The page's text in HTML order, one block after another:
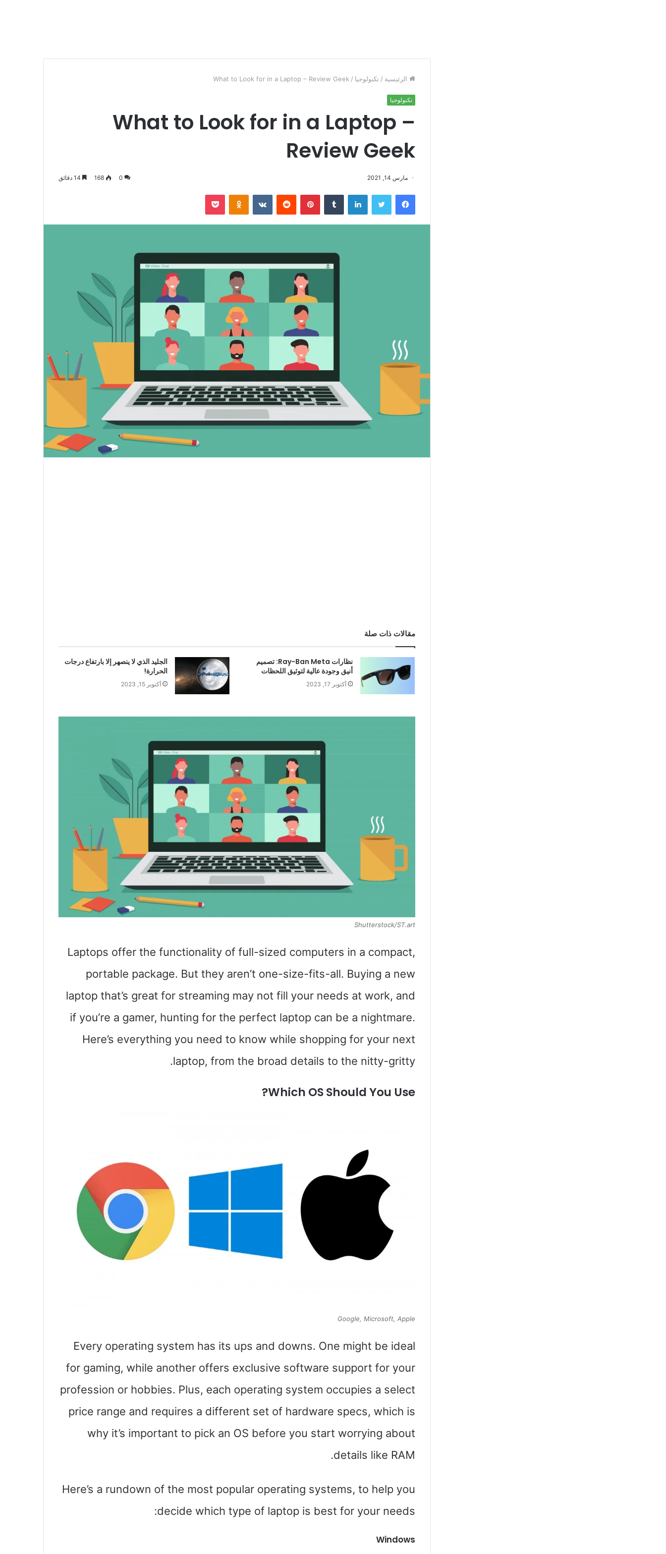
الرئيسية / تكنولوجيا /
What to Look for in a Laptop – Review Geek
تكنولوجيا
What to Look for in a Laptop –
Review Geek
مارس 14, 2021 0
168
فيسبوك لينكدإن بينتيريست
مقالات ذات صلة
نظارات Ray-Ban Meta: تصميم
أنيق وجودة عالية لتوثيق اللحظات
أكتوبر 17, 2023
الجليد الذي لا ينصهر إلا بارتفاع درجات
الحرارة!
أكتوبر 15, 2023
Shutterstock/ST.art
Laptops offer the functionality of full-sized computers in a compact,
portable package. But they aren’t one-size-fits-all. Buying a new
laptop that’s great for streaming may not fill your needs at work, and
if you’re a gamer, hunting for the perfect laptop can be a nightmare.
Here’s everything you need to know while shopping for your next
laptop, from the broad details to the nitty-gritty.
Which OS Should You Use?
Google, Microsoft, Apple
Every operating system has its ups and downs. One might be ideal
for gaming, while another offers exclusive software support for your
profession or hobbies. Plus, each operating system occupies a select
price range and requires a different set of hardware specs, which is
why it’s important to pick an OS before you start worrying about
details like RAM.
Here’s a rundown of the most popular operating systems, to help you
decide which type of laptop is best for your needs:
Windows